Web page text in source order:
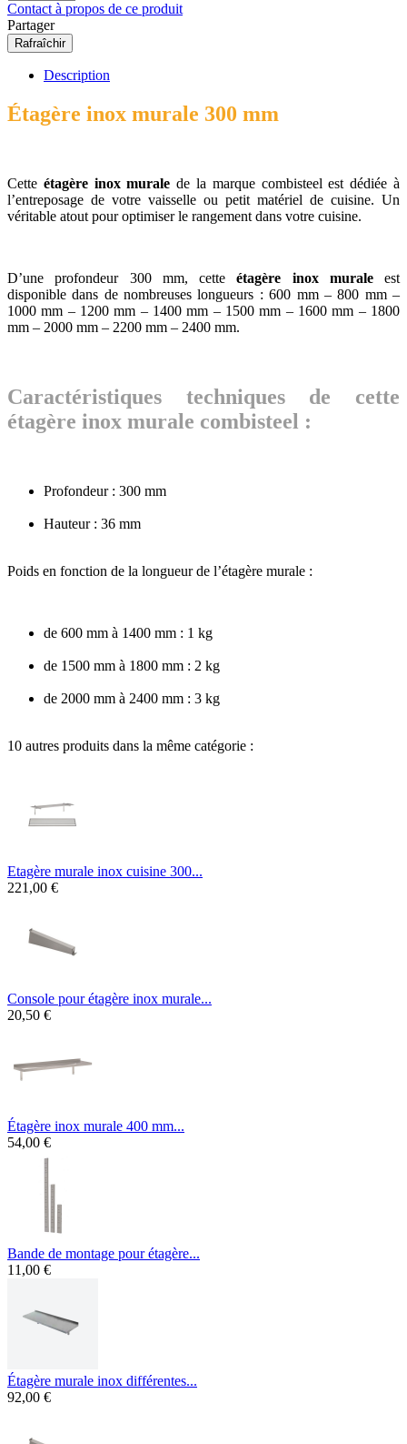
Contact à propos de ce produit
Partager
Description
Étagère inox murale 300 mm
Cette étagère inox murale de la marque combisteel est dédiée à
l’entreposage de votre vaisselle ou petit matériel de cuisine. Un
véritable atout pour optimiser le rangement dans votre cuisine.
D’une profondeur 300 mm, cetteétagère inox muraleest
disponible dans de nombreuses longueurs : 600 mm – 800 mm –
1000 mm – 1200 mm – 1400 mm – 1500 mm – 1600 mm – 1800
mm – 2000 mm – 2200 mm – 2400 mm.
Caractéristiques techniques de cette
étagère inox murale combisteel :
Profondeur : 300 mm
Hauteur : 36 mm
Poids en fonction de la longueur de l’étagère murale :
de 600 mm à 1400 mm : 1 kg
de 1500 mm à 1800 mm : 2 kg
de 2000 mm à 2400 mm : 3 kg
10 autres produits dans la même catégorie :
Etagère murale inox cuisine 300...
221,00 €
Console pour étagère inox murale...
20,50 €
Étagère inox murale 400 mm...
54,00 €
Bande de montage pour étagère...
11,00 €
Étagère murale inox différentes...
92,00 €